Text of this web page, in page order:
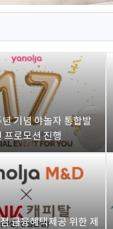
기념 야놀자 통합발
프로모션 진행
금융혜택제공 위한 제